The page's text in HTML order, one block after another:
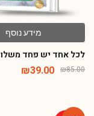
מידע נוסף
לכל אחד יש פחד משלו
₪85.00
₪39.00